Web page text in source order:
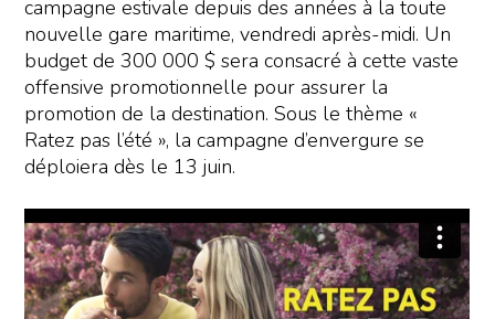
campagne estivale depuis des années à la toute
nouvelle gare maritime, vendredi après-midi. Un
budget de 300 000 $ sera consacré à cette vaste
offensive promotionnelle pour assurer la
promotion de la destination. Sous le thème «
Ratez pas l’été », la campagne d’envergure se
déploiera dès le 13 juin.